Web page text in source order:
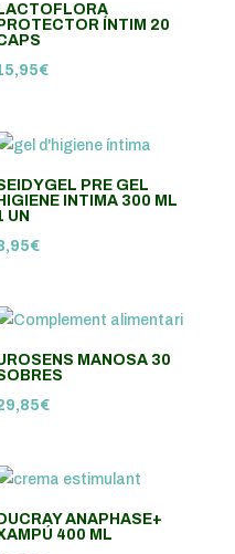
LACTOFLORA
PROTECTOR ÍNTIM 20
€
PRE GEL
INTIMA 300 ML
UN
€
MANOSA 30
€
DUCRAY ANAPHASE+
400 ML